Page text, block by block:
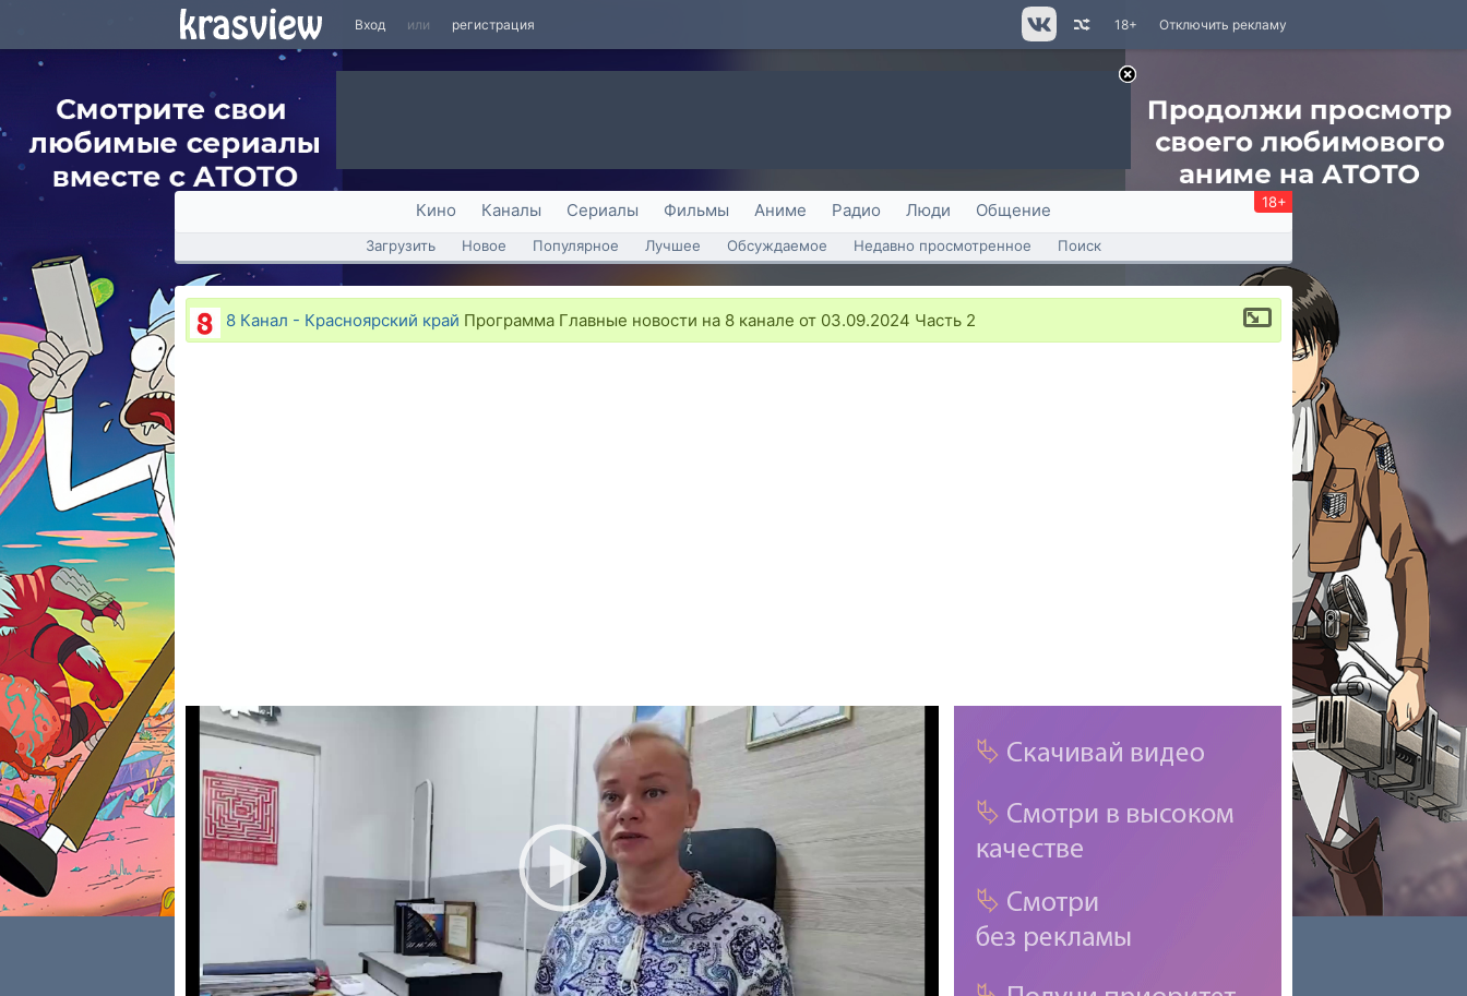
Вход или регистрация Отключить рекламу
18+
Кино Каналы Сериалы Фильмы Аниме Радио Люди Общение 18+
Загрузить Новое Популярное Лучшее Обсуждаемое Недавно просмотренное Поиск
8 Канал - Красноярский край Программа Главные новости на 8 канале от 03.09.2024 Часть 2